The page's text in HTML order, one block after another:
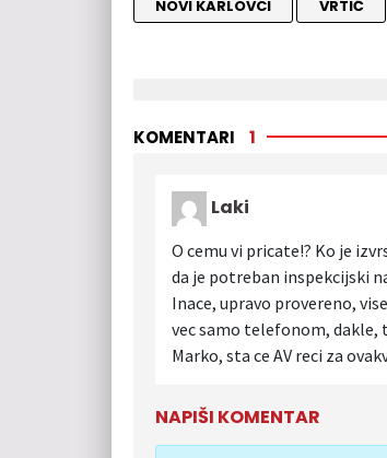
NOVI KARLOVCI VRTIĆ
KOMENTARI 1
Laki
O cemu vi pricate!? Ko je
da je potreban inspekcijski
Inace, upravo provereno,
vec samo telefonom, dakle,
Marko, sta ce AV reci za
NAPIŠI KOMENTAR